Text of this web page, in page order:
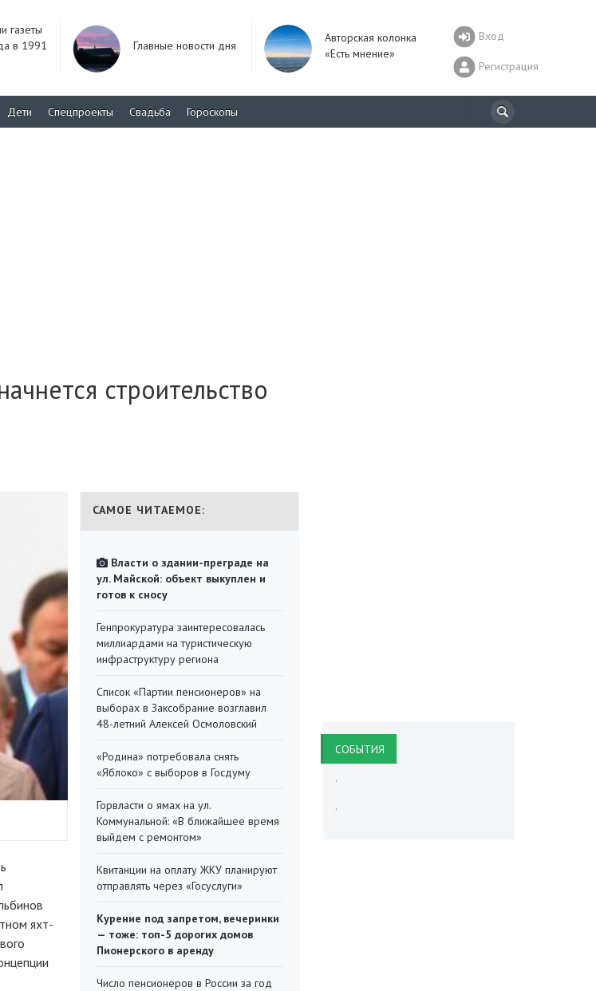
газеты
в 1991
Главные новости дня
Авторская колонка
«Есть мнение»
Вход
Регистрация
Дети Спецпроекты Свадьба Гороскопы
строительство
яхт-
САМОЕ ЧИТАЕМОЕ:
Власти о здании-преграде на
ул. Майской: объект выкуплен и
готов к сносу
Генпрокуратура заинтересовалась
миллиардами на туристическую
инфраструктуру региона
Список «Партии пенсионеров» на
выборах в Заксобрание возглавил
48-летний Алексей Осмоловский
«Родина» потребовала снять
«Яблоко» с выборов в Госдуму
Горвласти о ямах на ул.
Коммунальной: «В ближайшее время
выйдем с ремонтом»
Квитанции на оплату ЖКУ планируют
отправлять через «Госуслуги»
Курение под запретом, вечеринки
— тоже: топ-5 дорогих домов
Пионерского в аренду
Число пенсионеров в России за год
CОБЫТИЯ
,
,